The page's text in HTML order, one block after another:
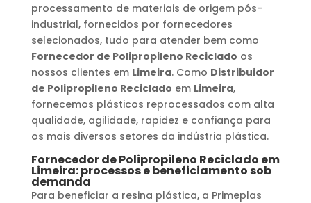
processamento de materiais de origem pós-
industrial, fornecidos por fornecedores
selecionados, tudo para atender bem como
Fornecedor de Polipropileno Reciclado os
nossos clientes em Limeira. Como Distribuidor
de Polipropileno Reciclado em Limeira,
fornecemos plásticos reprocessados com alta
qualidade, agilidade, rapidez e confiança para
os mais diversos setores da indústria plástica.
Fornecedor de Polipropileno Reciclado em
Limeira: processos e beneficiamento sob
demanda
Para beneficiar a resina plástica, a Primeplas